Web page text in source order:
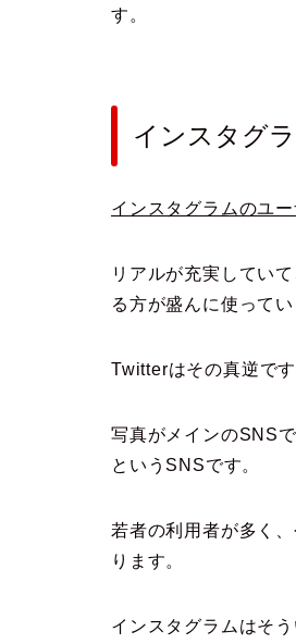
す。
インスタグ
インスタグラムのユ
リアルが充実してい
る方が盛んに使ってい
Twitterはその真逆です
写真がメインのSNS
というSNSです。
若者の利用者が多く
ります。
インスタグラムはそ